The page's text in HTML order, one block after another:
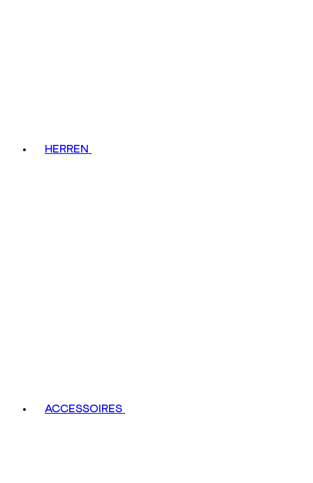
HERREN
ACCESSOIRES